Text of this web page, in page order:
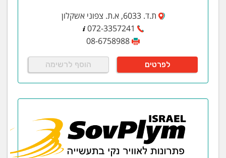
ת.ד. 6033, א.ת. צפוני אשקלון
072-3357241
08-6758988
לפרטים הוסף לרשימה